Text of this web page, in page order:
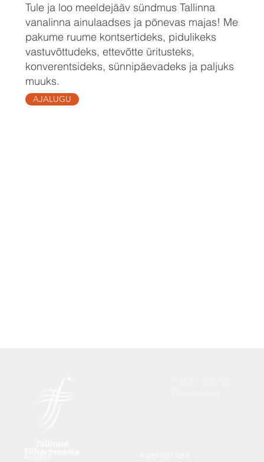
Tule ja loo meeldejääv sündmus Tallinna
vanalinna ainulaadses ja põnevas majas! Me
pakume ruume kontsertideks, pidulikeks
vastuvõttudeks, ettevõtte üritusteks,
konverentsideks, sünnipäevadeks ja paljuks
muuks.
AJALUGU